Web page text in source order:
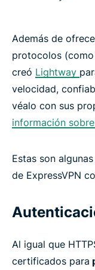
Además de
protocolos (como
creó Lightway
velocidad,
véalo con sus
información
Estas son
de ExpressVPN
Al igual que
certificados para